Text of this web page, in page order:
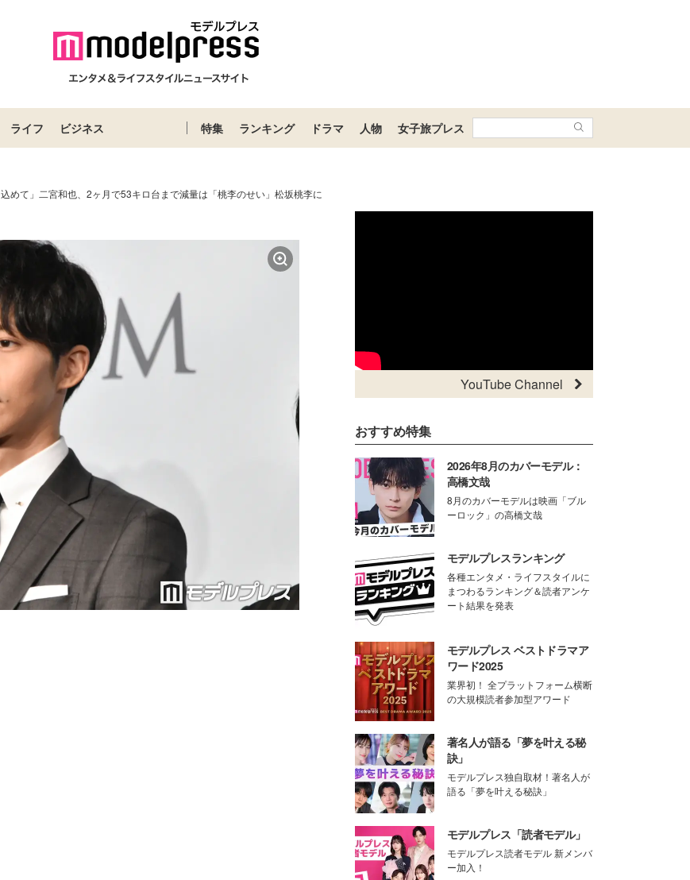
ライフ ビジネス 特集 ランキング ドラマ 人物 女子旅プレス
込めて」二宮和也、2ヶ月で53キロ台まで減量は「桃李のせい」松坂桃李に
YouTube Channel
おすすめ特集
2026年8月のカバーモデル：
高橋文哉
8月のカバーモデルは映画「ブル
ーロック」の高橋文哉
モデルプレスランキング
各種エンタメ・ライフスタイルに
まつわるランキング＆読者アンケ
ート結果を発表
モデルプレス ベストドラマア
ワード2025
業界初！ 全プラットフォーム横断
の大規模読者参加型アワード
著名人が語る「夢を叶える秘
訣」
モデルプレス独自取材！著名人が
語る「夢を叶える秘訣」
モデルプレス「読者モデル」
モデルプレス読者モデル 新メンバ
ー加入！